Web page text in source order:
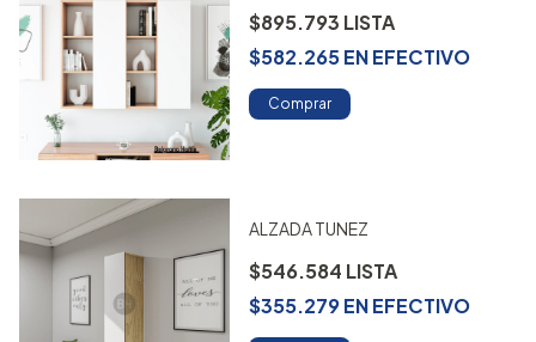
$895.793
$582.265ENEFECTIVO
Comprar
ALZADA TUNEZ
$546.584
$355.279ENEFECTIVO